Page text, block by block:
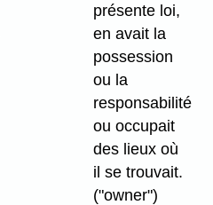
présente loi,
en avait la
possession
ou la
responsabilité
ou occupait
des lieux où
il se trouvait.
("owner")